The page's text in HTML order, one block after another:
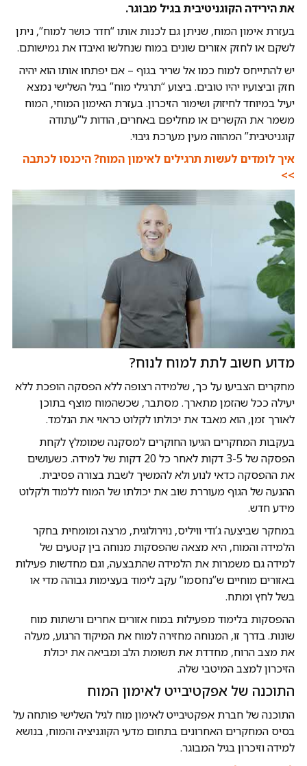
את הירידה הקוגניטיבית בגיל מבוגר.
בעזרת אימון המוח, שניתן גם לכנות אותו “חדר כושר למוח”, ניתן
לשקם או לחזק אזורים שונים במוח שנחלשו ואיבדו את גמישותם.
יש להתייחס למוח כמו אל שריר בגוף – אם יפתחו אותו הוא יהיה
חזק וביצועיו יהיו טובים. ביצוע “תרגילי מוח” בגיל השלישי נמצא
יעיל במיוחד לחיזוק ושימור הזיכרון. בעזרת האימון המוחי, המוח
משמר את הקשרים או מחליפם באחרים, הודות ל”עתודה
קוגניטיבית” המהווה מעין מערכת גיבוי.
איך לומדים לעשות תרגילים לאימון המוח? היכנסו לכתבה
>>
מדוע חשוב לתת למוח לנוח?
מחקרים הצביעו על כך, שלמידה רצופה ללא הפסקה הופכת ללא
יעילה ככל שהזמן מתארך. מסתבר, שכשהמוח מוצף בתוכן
לאורך זמן, הוא מאבד את יכולתו לקלוט כראוי את הנלמד.
בעקבות המחקרים הגיעו החוקרים למסקנה שמומלץ לקחת
הפסקה של 3-5 דקות לאחר כל 20 דקות של למידה. כשעושים
את ההפסקה כדאי לנוע ולא להמשיך לשבת בצורה פסיבית.
ההנעה של הגוף מעוררת שוב את יכולתו של המוח ללמוד ולקלוט
מידע חדש.
במחקר שביצעה ג’ודי וויליס, נוירולוגית, מרצה ומומחית בחקר
הלמידה והמוח, היא מצאה שהפסקות מנוחה בין קטעים של
למידה גם משמרות את הלמידה שהתבצעה, וגם מחדשות פעילות
באזורים מוחיים ש”נחסמו” עקב לימוד בעצימות גבוהה מדי או
בשל לחץ ומתח.
ההפסקות בלימוד מפעילות במוח אזורים אחרים ורשתות מוח
שונות. בדרך זו, המנוחה מחזירה למוח את המיקוד הרגוע, מעלה
את מצב הרוח, מחדדת את תשומת הלב ומביאה את יכולת
הזיכרון למצב המיטבי שלה.
התוכנה של אפקטיבייט לאימון המוח
התוכנה של חברת אפקטיבייט לאימון מוח לגיל השלישי פותחה על
בסיס המחקרים האחרונים בתחום מדעי הקוגניציה והמוח, בנושא
למידה וזיכרון בגיל המבוגר.